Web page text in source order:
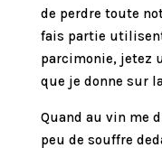
de perdre toute
fais partie
parcimonie, jetez
que je donne sur
Quand au vin me
peu de souffre